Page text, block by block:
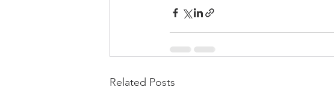
Related Posts